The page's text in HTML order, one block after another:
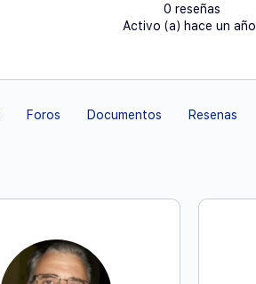
0 reseñas
Activo (a) hace un año
Foros Documentos Resenas